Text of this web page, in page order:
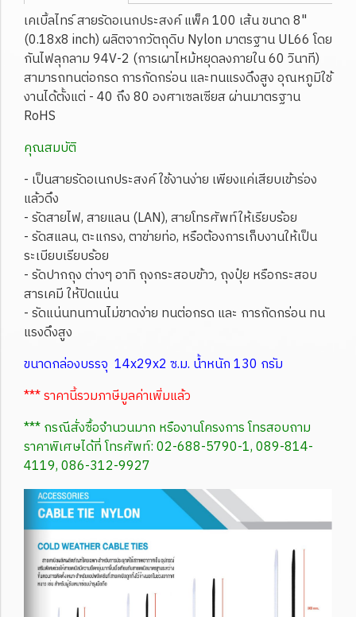
เคเบิ้ลไทร์ สายรัดอเนกประสงค์ แพ็ค 100 เส้น ขนาด 8"
(0.18x8 inch) ผลิตจากวัตถุดิบ Nylon มาตรฐาน UL66 โดย
กันไฟลุกลาม 94V-2 (การเผาไหม้หยุดลงภายใน 60 วินาที)
สามารถทนต่อกรด การกัดกร่อน และทนแรงดึงสูง อุณหภูมิใช้
งานได้ตั้งแต่ - 40 ถึง 80 องศาเซลเซียส ผ่านมาตรฐาน
RoHS
คุณสมบัติ
- เป็นสายรัดอเนกประสงค์ ใช้งานง่าย เพียงแค่เสียบเข้าร่อง
แล้วดึง
- รัดสายไฟ, สายแลน (LAN), สายโทรศัพท์ให้เรียบร้อย
- รัดสแลน, ตะแกรง, ตาข่ายท่อ, หรือต้องการเก็บงานให้เป็น
ระเบียบเรียบร้อย
- รัดปากถุง ต่างๆ อาทิ ถุงกระสอบข้าว, ถุงปุ๋ย หรือกระสอบ
สารเคมี ให้ปิดแน่น
- รัดแน่นทนทานไม่ขาดง่าย ทนต่อกรด และ การกัดกร่อน ทน
แรงดึงสูง
ขนาดกล่องบรรจุ 14x29x2 ซ.ม. น้ำหนัก 130 กรัม
*** ราคานี้รวมภาษีมูลค่าเพิ่มแล้ว
*** กรณีสั่งซื้อจำนวนมาก หรืองานโครงการ โทรสอบถาม
ราคาพิเศษได้ที่ โทรศัพท์: 02-688-5790-1, 089-814-
4119, 086-312-9927